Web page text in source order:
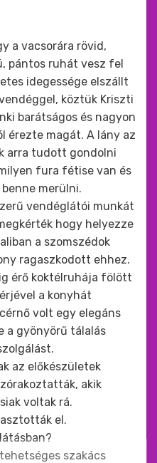
a vacsorára rövid,
pántos ruhát vesz fel
idegessége elszállt
köztük Kriszti
barátságos és nagyon
érezte magát. A lány az
arra tudott gondolni
fura fétise van és
merülni.
vendéglátói munkát
hogy helyezze
a szomszédok
ragaszkodott ehhez.
érő koktélruhája fölött
a konyhát
volt egy elegáns
a gyönyörű tálalás
az előkészületek
akik
voltak rá.
el.
szakács